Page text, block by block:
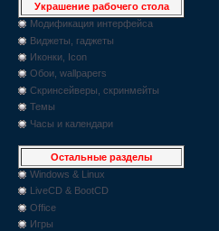
Украшение рабочего стола
Модификация интерфейса
Виджеты, гаджеты
Иконки, Icon
Обои, wallpapers
Скринсейверы, скринмейты
Темы
Часы и календари
Остальные разделы
Windows & Linux
LiveCD & BootCD
Office
Игры